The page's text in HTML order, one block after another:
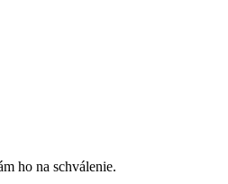
ho na schválenie.